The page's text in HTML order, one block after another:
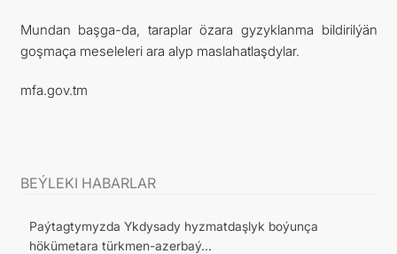
Mundan başga-da, taraplar özara gyzyklanma bildirilýän
goşmaça meseleleri ara alyp maslahatlaşdylar.
mfa.gov.tm
BEÝLEKI HABARLAR
Paýtagtymyzda Ykdysady hyzmatdaşlyk boýunça
hökümetara türkmen-azerbaý...